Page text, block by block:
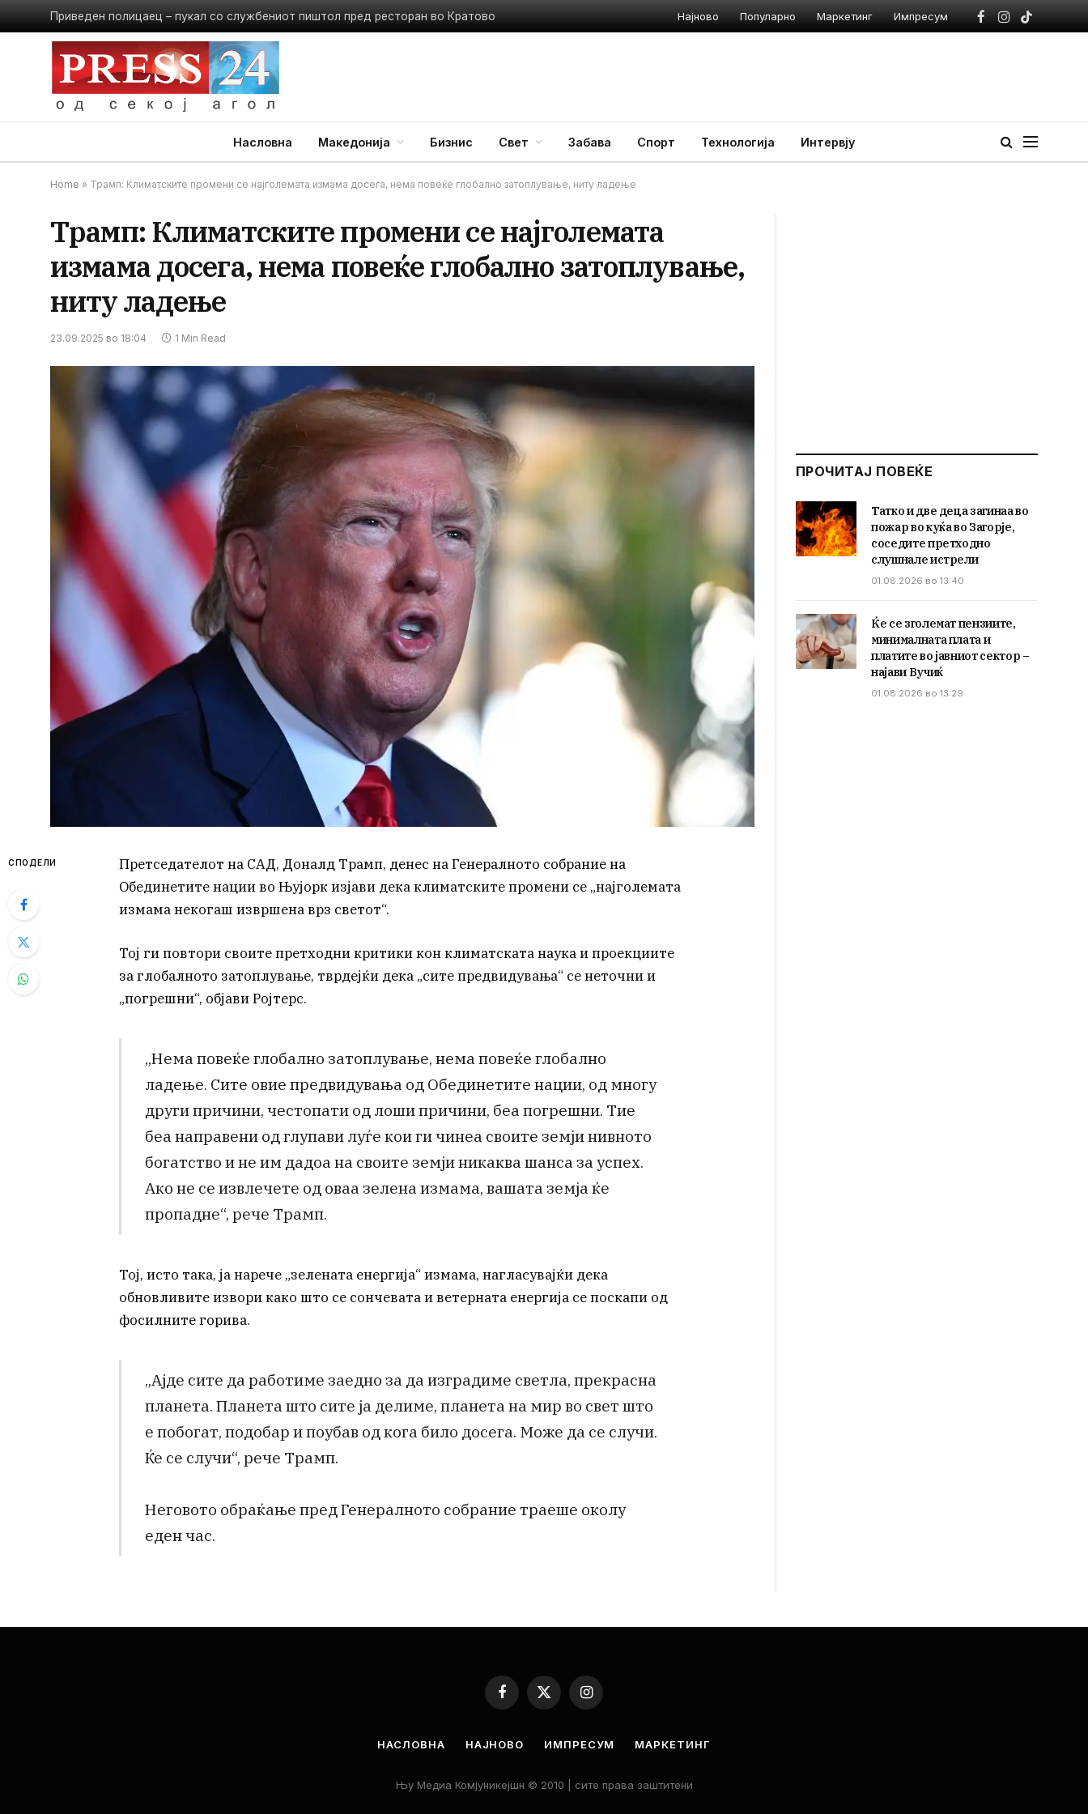
Приведен полицаец – пукал со службениот пиштол пред ресторан во Кратово Најново Популарно Маркетинг Импресум
Facebook
Instagram
TikTok
Насловна Македонија Бизнис Свет Забава Спорт Технологија Интервју
Home » Трамп: Климатските промени се најголемата измама досега, нема повеќе глобално затоплување, ниту ладење
Трамп: Климатските промени се најголемата
измама досега, нема повеќе глобално затоплување,
ниту ладење
23.09.2025 во 18:04 1 Min Read
СПОДЕЛИ
Претседателот на САД, Доналд Трамп, денес на Генералното собрание на
Обединетите нации во Њујорк изјави дека климатските промени се „најголемата
измама некогаш извршена врз светот“.
Тој ги повтори своите претходни критики кон климатската наука и проекциите
за глобалното затоплување, тврдејќи дека „сите предвидувања“ се неточни и
„погрешни“, објави Ројтерс.
„Нема повеќе глобално затоплување, нема повеќе глобално
ладење. Сите овие предвидувања од Обединетите нации, од многу
други причини, честопати од лоши причини, беа погрешни. Тие
беа направени од глупави луѓе кои ги чинеа своите земји нивното
богатство и не им дадоа на своите земји никаква шанса за успех.
Ако не се извлечете од оваа зелена измама, вашата земја ќе
пропадне“, рече Трамп.
Тој, исто така, ја нарече „зелената енергија“ измама, нагласувајќи дека
обновливите извори како што се сончевата и ветерната енергија се поскапи од
фосилните горива.
„Ајде сите да работиме заедно за да изградиме светла, прекрасна
планета. Планета што сите ја делиме, планета на мир во свет што
е побогат, подобар и поубав од кога било досега. Може да се случи.
Ќе се случи“, рече Трамп.
Неговото обраќање пред Генералното собрание траеше околу
еден час.
ПРОЧИТАЈ ПОВЕЌЕ
Татко и две деца загинаа во
пожар во куќа во Загорје,
соседите претходно
слушнале истрели
01.08.2026 во 13:40
Ќе се зголемат пензиите,
минималната плата и
платите во јавниот сектор –
најави Вучиќ
01.08.2026 во 13:29
Facebook
X
(Twitter)
Instagram
НАСЛОВНА НАЈНОВО ИМПРЕСУМ МАРКЕТИНГ
Њу Медиа Комјуникејшн © 2010 | сите права заштитени